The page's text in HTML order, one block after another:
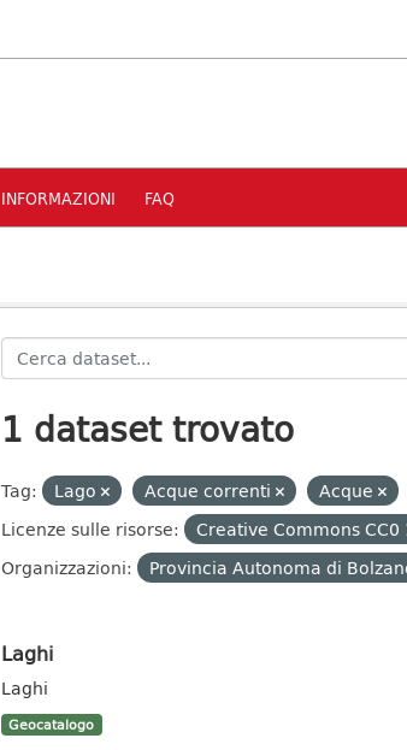
INFORMAZIONI FAQ
1 dataset trovato
Tag: Lago Acque correnti Acque
Licenze sulle risorse:
Creative Commons
Organizzazioni:
Provincia Autonoma di
Laghi
Laghi
Geocatalogo